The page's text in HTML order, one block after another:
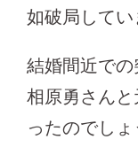
如破局してい
結婚間近で
相原勇さん
ったのでしょ